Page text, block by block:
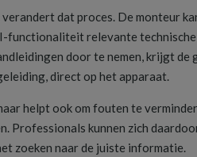
dat proces. De monteur
functionaliteit relevante
door te nemen, krijgt
direct op het apparaat.
helpt ook om fouten te
Professionals kunnen zich
zoeken naar de juiste informatie.